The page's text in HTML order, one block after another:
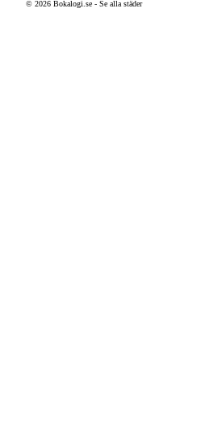
© 2026 Bokalogi.se - Se alla städer